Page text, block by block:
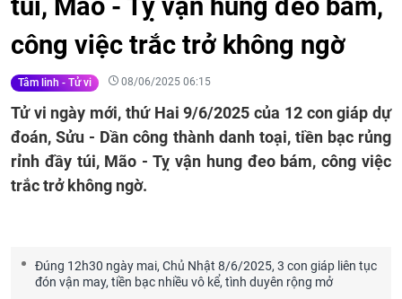
công việc trắc trở không ngờ
Tâm linh - Tử vi 08/06/2025 06:15
Tử vi ngày mới, thứ Hai 9/6/2025 của 12 con giáp dự
đoán, Sửu - Dần công thành danh toại, tiền bạc rủng
rỉnh đầy túi, Mão - Tỵ vận hung đeo bám, công việc
trắc trở không ngờ.
Đúng 12h30 ngày mai, Chủ Nhật 8/6/2025, 3 con giáp liên tục
đón vận may, tiền bạc nhiều vô kể, tình duyên rộng mở